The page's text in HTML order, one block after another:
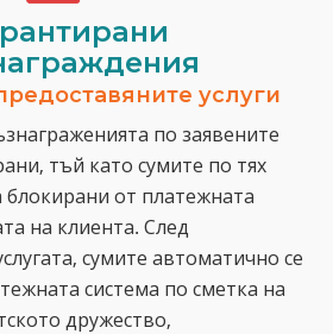
услуги
по заявените
тъй като сумите по тях
блокирани от платежната
на клиента. След
сумите автоматично се
система по сметка на
дружество,